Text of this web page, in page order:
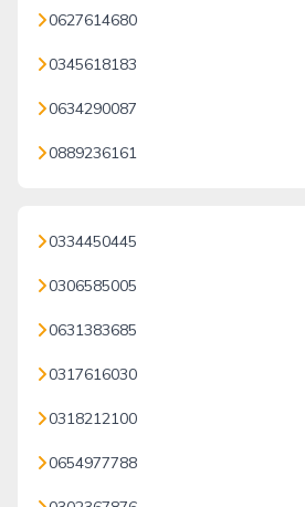
0627614680
0345618183
0634290087
0889236161
0334450445
0306585005
0631383685
0317616030
0318212100
0654977788